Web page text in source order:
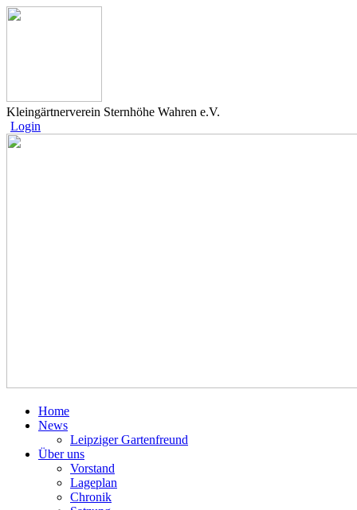
Kleingärtnerverein Sternhöhe Wahren e.V.
Login
Home
News
Leipziger Gartenfreund
Über uns
Vorstand
Lageplan
Chronik